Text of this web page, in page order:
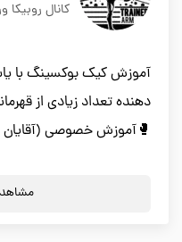
کانال
آموزش کیک بوکسینگ با
دهنده تعداد زیادی از
🥊آموزش خصوصی (آقایان